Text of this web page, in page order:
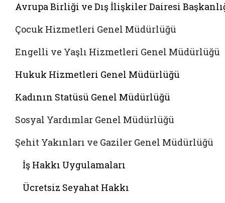
Avrupa Birliği ve Dış İlişkiler Dairesi
Çocuk Hizmetleri Genel Müdürlüğü
Engelli ve Yaşlı Hizmetleri Genel Müdürlüğü
Hukuk Hizmetleri Genel Müdürlüğü
Kadının Statüsü Genel Müdürlüğü
Sosyal Yardımlar Genel Müdürlüğü
Şehit Yakınları ve Gaziler Genel Müdürlüğü
İş Hakkı Uygulamaları
Ücretsiz Seyahat Hakkı